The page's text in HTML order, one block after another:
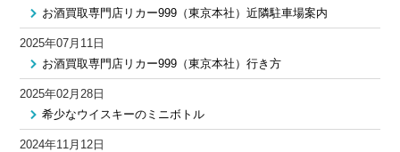
お酒買取専門店リカー999（東京本社）近隣駐車場案内
2025年07月11日
お酒買取専門店リカー999（東京本社）行き方
2025年02月28日
希少なウイスキーのミニボトル
2024年11月12日